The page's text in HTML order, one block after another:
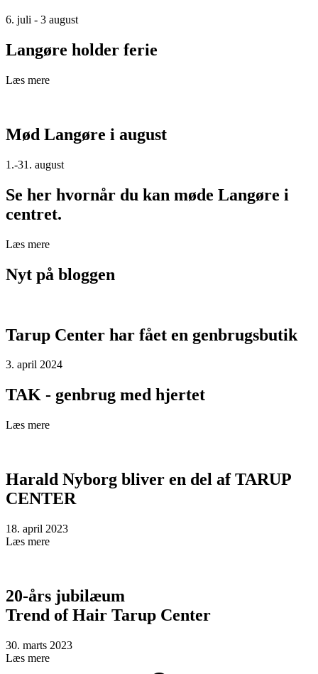
6. juli - 3 august
Langøre holder ferie
Læs mere
Mød Langøre i august
1.-31. august
Se her hvornår du kan møde Langøre i
centret.
Læs mere
Nyt på bloggen
Tarup Center har fået en genbrugsbutik
3. april 2024
TAK - genbrug med hjertet
Læs mere
Harald Nyborg bliver en del af TARUP
CENTER
18. april 2023
Læs mere
20-års jubilæum
Trend of Hair Tarup Center
30. marts 2023
Læs mere